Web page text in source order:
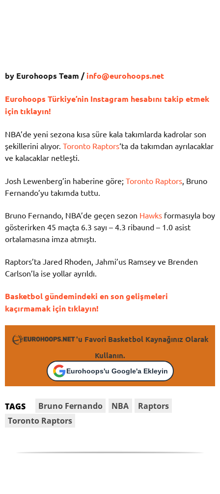
by Eurohoops Team /info@eurohoops.net
Eurohoops Türkiye’nin Instagram hesabını takip etmek
için tıklayın!
NBA’de yeni sezona kısa süre kala takımlarda kadrolar son
şekillerini alıyor. Toronto Raptors‘ta da takımdan ayrılacaklar
ve kalacaklar netleşti.
Josh Lewenberg’in haberine göre; Toronto Raptors , Bruno
Fernando’yu takımda tuttu.
Bruno Fernando, NBA’de geçen sezon Hawks formasıyla boy
gösterirken 45 maçta 6.3 sayı – 4.3 ribaund – 1.0 asist
ortalamasına imza atmıştı.
Raptors’ta Jared Rhoden, Jahmi’us Ramsey ve Brenden
Carlson’la ise yollar ayrıldı.
Basketbol gündemindeki en son gelişmeleri
kaçırmamak için tıklayın!
'u Favori Basketbol Kaynağınız Olarak
Kullanın.
Eurohoops'u Google'a Ekleyin
TAGS Bruno Fernando NBA
Raptors
Toronto Raptors